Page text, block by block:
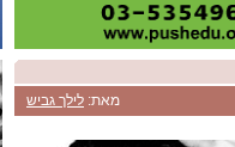
מאת: לילך גביש